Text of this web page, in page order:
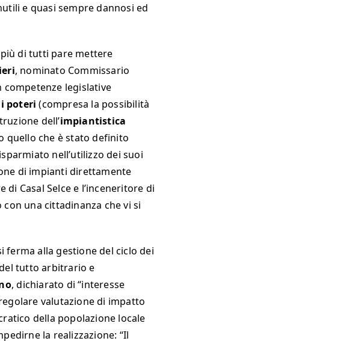
e quasi sempre dannosi ed
più di tutti pare mettere
, nominato Commissario
competenze legislative
poteri(compresa la possibilità
dell’impiantistica
quello che è stato definito
nell’utilizzo dei suoi
di impianti direttamente
Casal Selce e l’inceneritore di
una cittadinanza che vi si
ferma alla gestione del ciclo dei
tutto arbitrario e
, dichiarato di “interesse
valutazione di impatto
della popolazione locale
la realizzazione: “Il